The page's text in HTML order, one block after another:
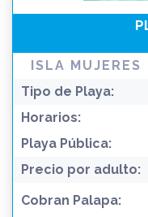
ISLA MUJERES
Tipo de Playa:
Horarios:
Playa Pública:
Precio por adulto:
Cobran Palapa: